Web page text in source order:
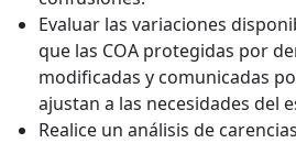
Evaluar las variaciones
que las COA protegidas por
modificadas y comunicadas
ajustan a las necesidades del
Realice un análisis de